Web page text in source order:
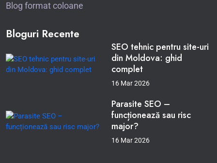
Blog format coloane
Bloguri Recente
SEO tehnic pentru site-uri
din Moldova: ghid
complet
16 Mar 2026
Parasite SEO –
funcționează sau risc
major?
16 Mar 2026